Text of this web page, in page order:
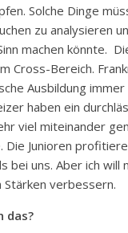
Solche Dinge
zu analysieren
machen könnte.
Cross-Bereich.
Ausbildung immer
haben ein
viel miteinander
Die Junioren
bei uns. Aber ich will
verbessern.
das?